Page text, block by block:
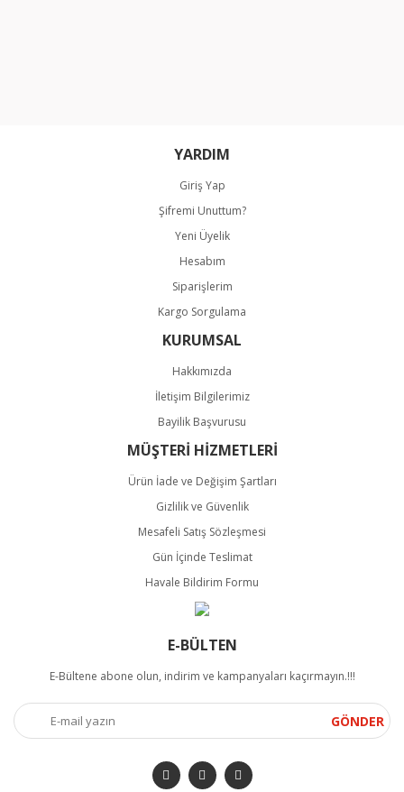
Gönder
YARDIM
Giriş Yap
Şifremi Unuttum?
Yeni Üyelik
Hesabım
Siparişlerim
Kargo Sorgulama
KURUMSAL
Hakkımızda
İletişim Bilgilerimiz
Bayilik Başvurusu
MÜŞTERİ HİZMETLERİ
Ürün İade ve Değişim Şartları
Gizlilik ve Güvenlik
Mesafeli Satış Sözleşmesi
Gün İçinde Teslimat
Havale Bildirim Formu
E-BÜLTEN
E-Bültene abone olun, indirim ve kampanyaları kaçırmayın.!!!
GÖNDER